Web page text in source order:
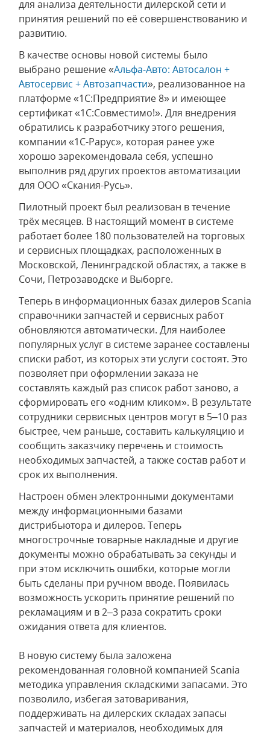
для анализа деятельности дилерской сети и
принятия решений по её совершенствованию и
развитию.
В качестве основы новой системы было
выбрано решение «Альфа-Авто: Автосалон +
Автосервис + Автозапчасти», реализованное на
платформе «1С:Предприятие 8» и имеющее
сертификат «1С:Совместимо!». Для внедрения
обратились к разработчику этого решения,
компании «1С-Рарус», которая ранее уже
хорошо зарекомендовала себя, успешно
выполнив ряд других проектов автоматизации
для ООО «Скания-Русь».
Пилотный проект был реализован в течение
трёх месяцев. В настоящий момент в системе
работает более 180 пользователей на торговых
и сервисных площадках, расположенных в
Московской, Ленинградской областях, а также в
Сочи, Петрозаводске и Выборге.
Теперь в информационных базах дилеров Scania
справочники запчастей и сервисных работ
обновляются автоматически. Для наиболее
популярных услуг в системе заранее составлены
списки работ, из которых эти услуги состоят. Это
позволяет при оформлении заказа не
составлять каждый раз список работ заново, а
сформировать его «одним кликом». В результате
сотрудники сервисных центров могут в 5–10 раз
быстрее, чем раньше, составить калькуляцию и
сообщить заказчику перечень и стоимость
необходимых запчастей, а также состав работ и
срок их выполнения.
Настроен обмен электронными документами
между информационными базами
дистрибьютора и дилеров. Теперь
многострочные товарные накладные и другие
документы можно обрабатывать за секунды и
при этом исключить ошибки, которые могли
быть сделаны при ручном вводе. Появилась
возможность ускорить принятие решений по
рекламациям и в 2–3 раза сократить сроки
ожидания ответа для клиентов.
В новую систему была заложена
рекомендованная головной компанией Scania
методика управления складскими запасами. Это
позволило, избегая затоваривания,
поддерживать на дилерских складах запасы
запчастей и материалов, необходимых для